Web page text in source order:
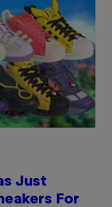
Just
For